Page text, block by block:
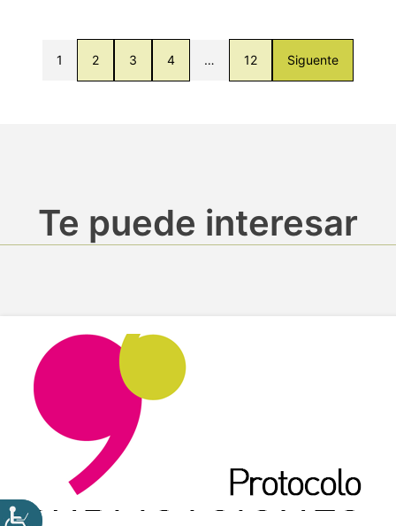
1 2 3 4 … 12 Siguente
Te puede interesar